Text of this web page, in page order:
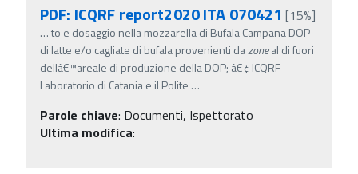
PDF: ICQRF report2020 ITA 070421 [15%]
…to e dosaggio nella mozzarella di Bufala Campana DOP
di latte e/o cagliate di bufala provenienti dazoneal di fuori
dellâ€™areale di produzione della DOP; â€¢ ICQRF
Laboratorio di Catania e il Polite …
Parole chiave: Documenti, Ispettorato
Ultima modifica: